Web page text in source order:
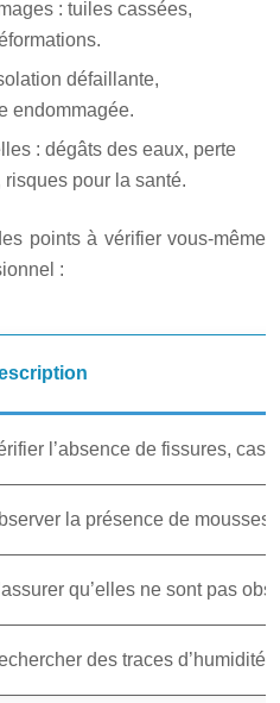
: tuiles cassées,
défaillante,
endommagée.
: dégâts des eaux, perte
risques pour la santé.
points à vérifier vous-même
:
l’absence de fissures,
la présence de mousses
qu’elles ne sont pas
des traces d’humidité